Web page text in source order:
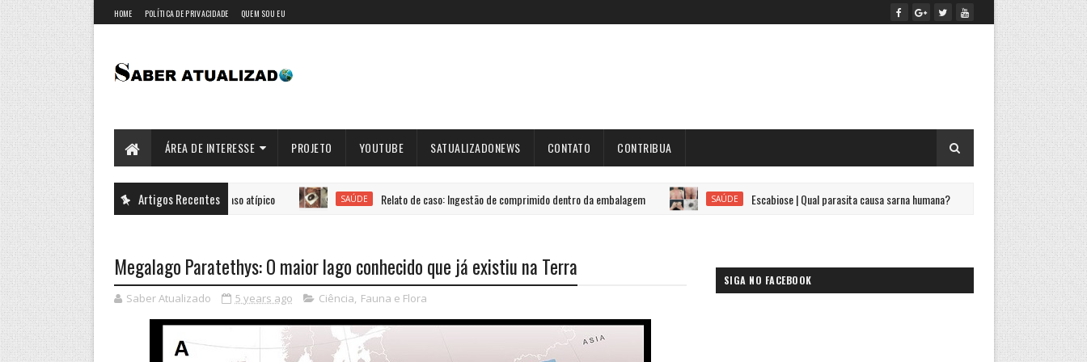
HOME POLÍTICA DE PRIVACIDADE QUEM SOU EU
ÁREA DE INTERESSE PROJETO YOUTUBE SATUALIZADONEWS CONTATO CONTRIBUA
Artigos Recentes SAÚDE Relato de caso: Ingestão de comprimido dentro da embalagem SAÚDE Escabiose | Qual parasita causa sarna humana? CIÊNCIA Qual é o maior
Megalago Paratethys: O maior lago conhecido que já existiu na Terra
Saber Atualizado 5 years ago Ciência, Fauna e Flora
SIGA NO FACEBOOK